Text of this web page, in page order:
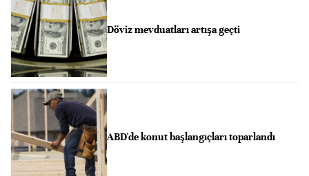
Döviz mevduatları artışa geçti
ABD'de konut başlangıçları toparlandı